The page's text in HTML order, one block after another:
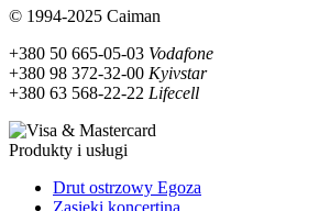
© 1994-2025 Caiman
+380 50 665-05-03 Vodafone
+380 98 372-32-00 Kyivstar
+380 63 568-22-22 Lifecell
Produkty i usługi
Drut ostrzowy Egoza